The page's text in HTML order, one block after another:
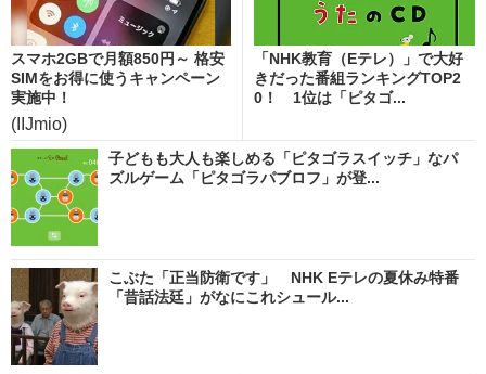
スマホ2GBで月額850円～ 格安
SIMをお得に使うキャンペーン
実施中！
(IIJmio)
「NHK教育（Eテレ）」で大好
きだった番組ランキングTOP2
0！ 1位は「ピタゴ...
子どもも大人も楽しめる「ピタゴラスイッチ」なパ
ズルゲーム「ピタゴラパブロフ」が登...
こぶた「正当防衛です」 NHK Eテレの夏休み特番
「昔話法廷」がなにこれシュール...